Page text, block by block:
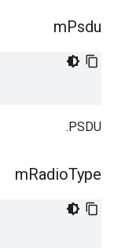
mPsdu
PSDU.
mRadioType